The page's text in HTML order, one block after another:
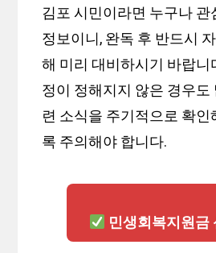
김포 시민이라면 누구나 관
정보이니, 완독 후 반드시
해 미리 대비하시기 바랍니
정이 정해지지 않은 경우도
련 소식을 주기적으로 확인
록 주의해야 합니다.
민생회복지원금